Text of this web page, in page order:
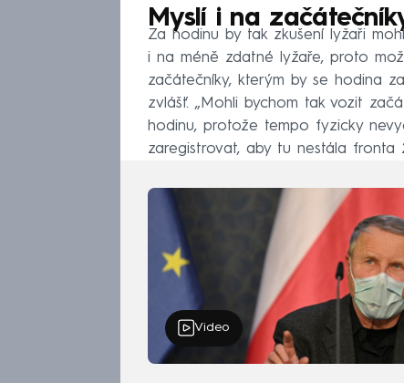
Myslí i na
Za hodinu by tak zkušení lyžaři
i na méně zdatné lyžaře, proto
začátečníky, kterým by se hodina
zvlášť. „Mohli bychom tak vozit
hodinu, protože tempo fyzicky
zaregistrovat, aby tu nestála fronta
Video